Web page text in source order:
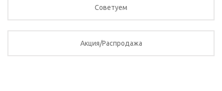
Советуем
Акция/Распродажа